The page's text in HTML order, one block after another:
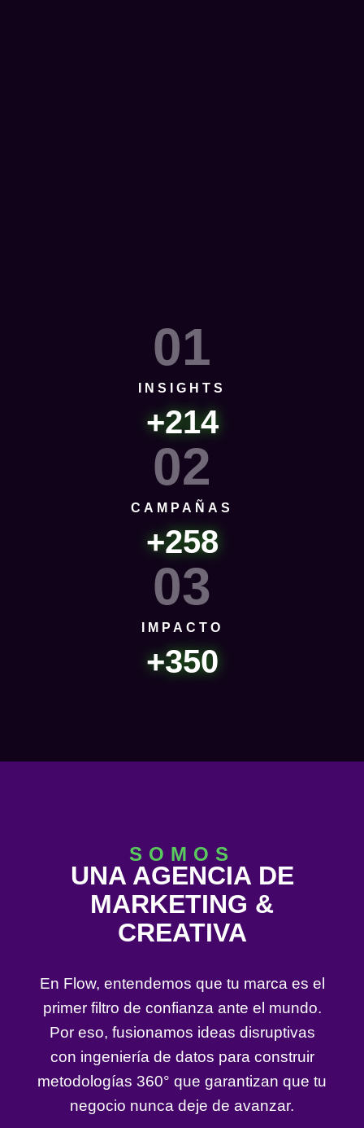
01
INSIGHTS
+214
02
CAMPAÑAS
+258
03
IMPACTO
+350
SOMOS
UNA AGENCIA DE
MARKETING &
CREATIVA
En Flow, entendemos que tu marca es el
primer filtro de confianza ante el mundo.
Por eso, fusionamos ideas disruptivas
con ingeniería de datos para construir
metodologías 360° que garantizan que tu
negocio nunca deje de avanzar.